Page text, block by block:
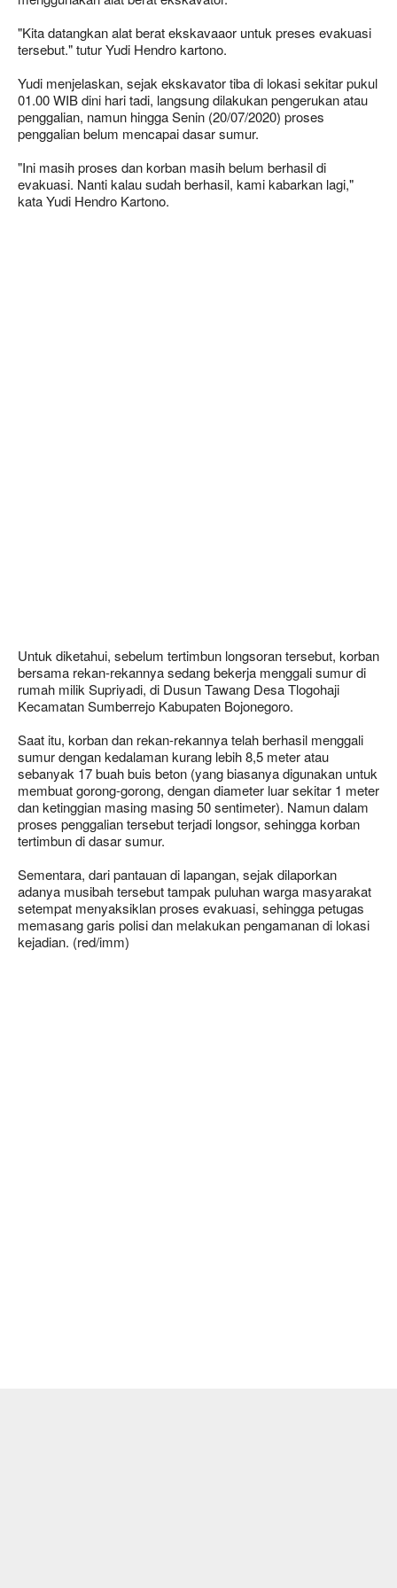
"Kita datangkan alat berat ekskavaaor untuk preses evakuasi
tersebut." tutur Yudi Hendro kartono.
Yudi menjelaskan, sejak ekskavator tiba di lokasi sekitar pukul
01.00 WIB dini hari tadi, langsung dilakukan pengerukan atau
penggalian, namun hingga Senin (20/07/2020) proses
penggalian belum mencapai dasar sumur.
"Ini masih proses dan korban masih belum berhasil di
evakuasi. Nanti kalau sudah berhasil, kami kabarkan lagi,"
kata Yudi Hendro Kartono.
Untuk diketahui, sebelum tertimbun longsoran tersebut, korban
bersama rekan-rekannya sedang bekerja menggali sumur di
rumah milik Supriyadi, di Dusun Tawang Desa Tlogohaji
Kecamatan Sumberrejo Kabupaten Bojonegoro.
Saat itu, korban dan rekan-rekannya telah berhasil menggali
sumur dengan kedalaman kurang lebih 8,5 meter atau
sebanyak 17 buah buis beton (yang biasanya digunakan untuk
membuat gorong-gorong, dengan diameter luar sekitar 1 meter
dan ketinggian masing masing 50 sentimeter). Namun dalam
proses penggalian tersebut terjadi longsor, sehingga korban
tertimbun di dasar sumur.
Sementara, dari pantauan di lapangan, sejak dilaporkan
adanya musibah tersebut tampak puluhan warga masyarakat
setempat menyaksiklan proses evakuasi, sehingga petugas
memasang garis polisi dan melakukan pengamanan di lokasi
kejadian. (red/imm)